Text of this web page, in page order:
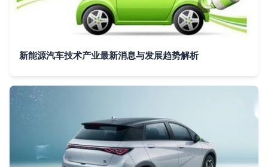
新能源汽车技术产业最新消息与发展趋势解析